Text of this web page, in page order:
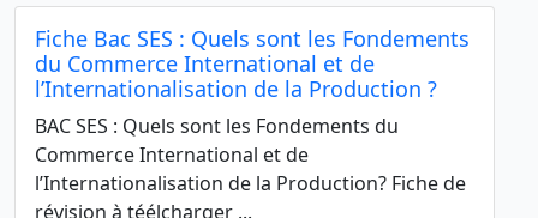
Fiche Bac SES : Quels sont les Fondements
du Commerce International et de
l’Internationalisation de la Production ?
BAC SES : Quels sont les Fondements du
Commerce International et de
l’Internationalisation de la Production? Fiche de
révision à téélcharger ...